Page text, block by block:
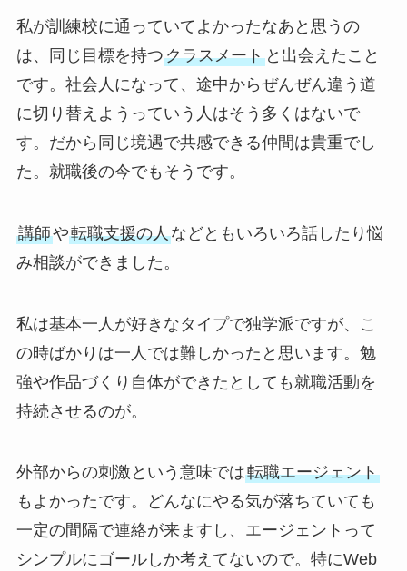
私が訓練校に通っていてよかったなあと思うの
は、同じ目標を持つクラスメートと出会えたこと
です。社会人になって、途中からぜんぜん違う道
に切り替えようっていう人はそう多くはないで
す。だから同じ境遇で共感できる仲間は貴重でし
た。就職後の今でもそうです。
講師や転職支援の人などともいろいろ話したり悩
み相談ができました。
私は基本一人が好きなタイプで独学派ですが、こ
の時ばかりは一人では難しかったと思います。勉
強や作品づくり自体ができたとしても就職活動を
持続させるのが。
外部からの刺激という意味では転職エージェント
もよかったです。どんなにやる気が落ちていても
一定の間隔で連絡が来ますし、エージェントって
シンプルにゴールしか考えてないので。特にWeb